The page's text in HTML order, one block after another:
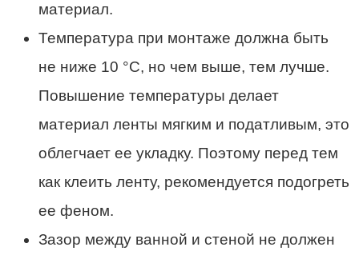
материал.
Температура при монтаже должна быть
не ниже 10 °C, но чем выше, тем лучше.
Повышение температуры делает
материал ленты мягким и податливым, это
облегчает ее укладку. Поэтому перед тем
как клеить ленту, рекомендуется подогреть
ее феном.
Зазор между ванной и стеной не должен